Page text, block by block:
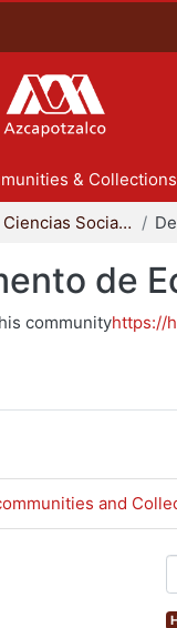
& Collections
División de Ciencias Sociales y Humanidades
de
communityhttps://
and